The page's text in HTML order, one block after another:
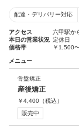
配達・デリバリー対応
アクセス
六甲駅か
本日の営業状況 定休日
価格帯
￥1,500
メニュー
骨盤矯正
産後矯正
￥4,400 （税込）
販売中